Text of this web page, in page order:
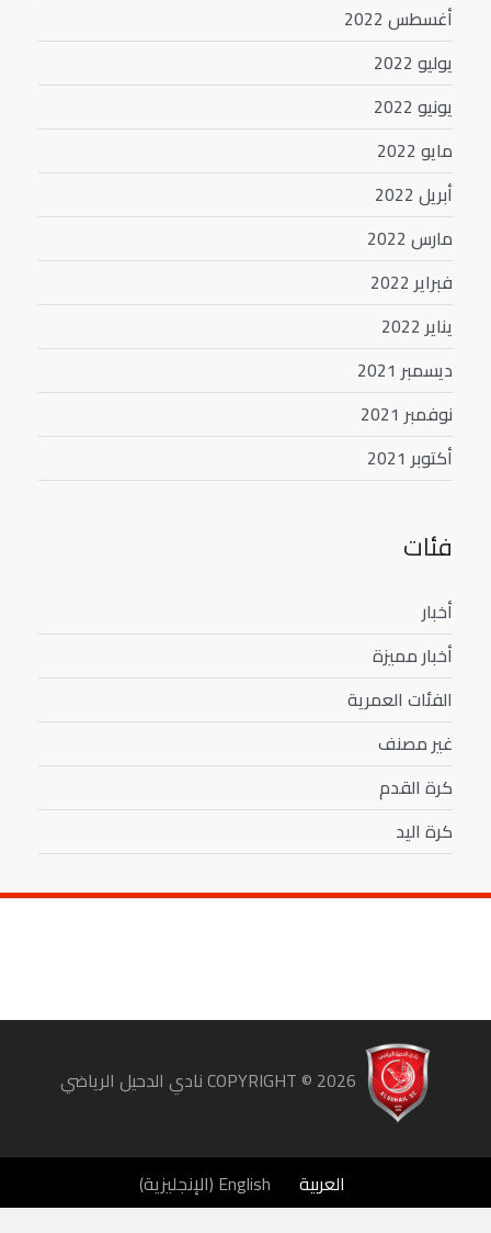
أغسطس 2022
يوليو 2022
يونيو 2022
مايو 2022
أبريل 2022
مارس 2022
فبراير 2022
يناير 2022
ديسمبر 2021
نوفمبر 2021
أكتوبر 2021
فئات
أخبار
أخبار مميزة
الفئات العمرية
غير مصنف
كرة القدم
كرة اليد
2026 نادي الدحيل الرياضي
العربية English
(الإنجليزية)